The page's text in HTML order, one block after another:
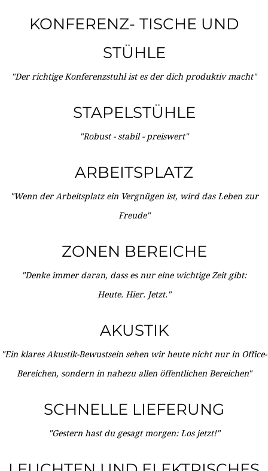
KONFERENZ- TISCHE UND
STÜHLE
"Der richtige Konferenzstuhl ist es der dich produktiv macht"
STAPELSTÜHLE
"Robust - stabil - preiswert"
ARBEITSPLATZ
"Wenn der Arbeitsplatz ein Vergnügen ist, wird das Leben zur
Freude"
ZONEN BEREICHE
"Denke immer daran, dass es nur eine wichtige Zeit gibt:
Heute. Hier. Jetzt."
AKUSTIK
"Ein klares Akustik-Bewustsein sehen wir heute nicht nur in Office-
Bereichen, sondern in nahezu allen öffentlichen Bereichen"
SCHNELLE LIEFERUNG
"Gestern hast du gesagt morgen: Los jetzt!"